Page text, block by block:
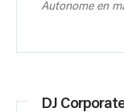
Autonome en
DJ